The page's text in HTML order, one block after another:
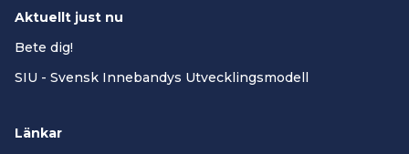
Aktuellt just nu
Bete dig!
SIU - Svensk Innebandys Utvecklingsmodell
Länkar